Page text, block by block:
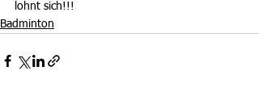
lohnt sich!!!
Badminton